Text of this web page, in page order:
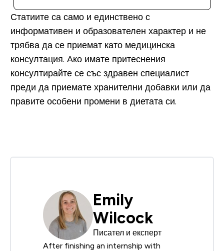
Статиите са само и единствено с
информативен и образователен характер и не
трябва да се приемат като медицинска
консултация. Ако имате притеснения
консултирайте се със здравен специалист
преди да приемате хранителни добавки или да
правите особени промени в диетата си.
Emily
Wilcock
Писател и експерт
After finishing an internship with